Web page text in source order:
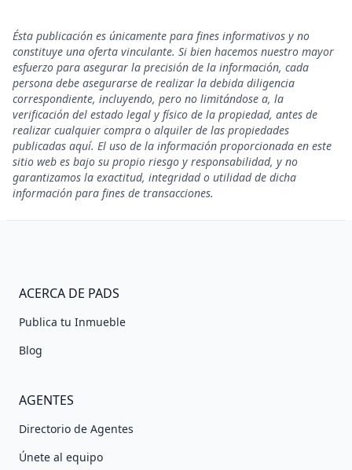
Ésta publicación es únicamente para fines informativos y no
constituye una oferta vinculante. Si bien hacemos nuestro mayor
esfuerzo para asegurar la precisión de la información, cada
persona debe asegurarse de realizar la debida diligencia
correspondiente, incluyendo, pero no limitándose a, la
verificación del estado legal y físico de la propiedad, antes de
realizar cualquier compra o alquiler de las propiedades
publicadas aquí. El uso de la información proporcionada en este
sitio web es bajo su propio riesgo y responsabilidad, y no
garantizamos la exactitud, integridad o utilidad de dicha
información para fines de transacciones.
ACERCA DE PADS
Publica tu Inmueble
Blog
AGENTES
Directorio de Agentes
Únete al equipo